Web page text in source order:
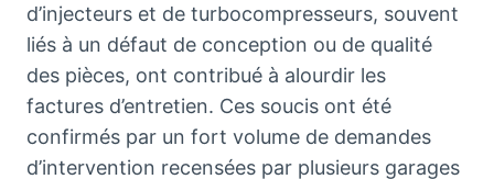
d’injecteurs et de turbocompresseurs, souvent
liés à un défaut de conception ou de qualité
des pièces, ont contribué à alourdir les
factures d’entretien. Ces soucis ont été
confirmés par un fort volume de demandes
d’intervention recensées par plusieurs garages